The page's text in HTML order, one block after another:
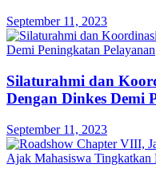
September 11, 2023
Silaturahmi dan
Dengan Dinkes Demi
September 11, 2023